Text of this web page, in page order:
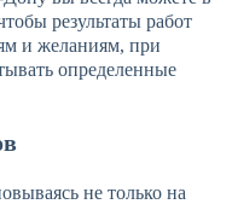
результаты работ
и желаниям, при
определенные
не только на